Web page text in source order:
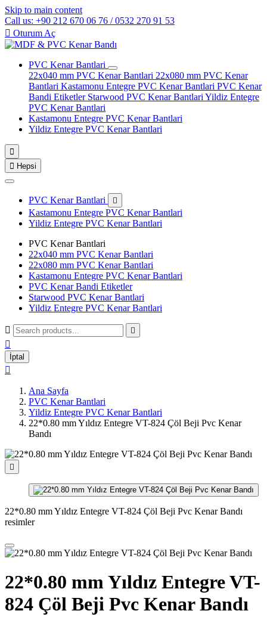
Skip to main content
Call us: +90 212 670 06 76 / 0532 270 91 53
 Oturum Aç
PVC Kenar Bantlari
22x040 mm PVC Kenar Bantlari 22x080 mm PVC Kenar
Bantlari Kastamonu Entegre PVC Kenar Bantlari PVC Kenar
Bandi Etiketler Starwood PVC Kenar Bantlari Yildiz Entegre
PVC Kenar Bantlari
Kastamonu Entegre PVC Kenar Bantlari
Yildiz Entegre PVC Kenar Bantlari

 Hepsi
PVC Kenar Bantlari 
Kastamonu Entegre PVC Kenar Bantlari
Yildiz Entegre PVC Kenar Bantlari
PVC Kenar Bantlari
22x040 mm PVC Kenar Bantlari
22x080 mm PVC Kenar Bantlari
Kastamonu Entegre PVC Kenar Bantlari
PVC Kenar Bandi Etiketler
Starwood PVC Kenar Bantlari
Yildiz Entegre PVC Kenar Bantlari
 

İptal

Ana Sayfa
PVC Kenar Bantlari
Yildiz Entegre PVC Kenar Bantlari
22*0.80 mm Yıldız Entegre VT-824 Çöl Beji Pvc Kenar
Bandı

22*0.80 mm Yıldız Entegre VT-824 Çöl Beji Pvc Kenar Bandı
resimler
22*0.80 mm Yıldız Entegre VT-
824 Çöl Beji Pvc Kenar Bandı